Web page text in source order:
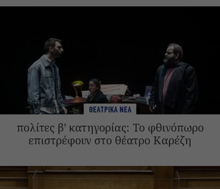
ΘΕΑΤΡΙΚΑ ΝΕΑ
πολίτες β’ κατηγορίας: Το φθινόπωρο
επιστρέφουν στο θέατρο Καρέζη